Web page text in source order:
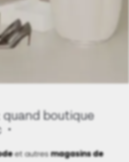
quand boutique
et autresmagasins de